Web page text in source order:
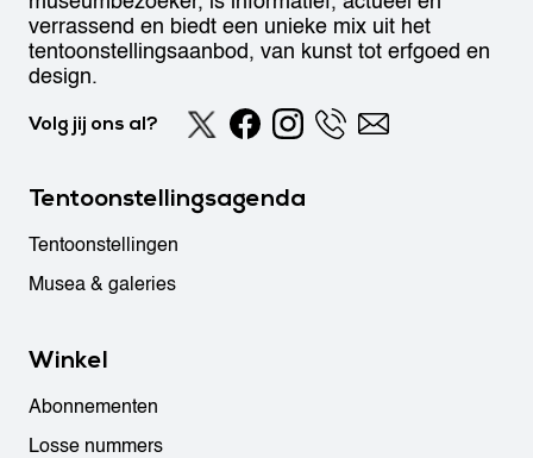
verrassend en biedt een unieke mix uit het
tentoonstellingsaanbod, van kunst tot erfgoed en
design.
Volg jij ons al?
Tentoonstellingsagenda
Tentoonstellingen
Musea & galeries
Winkel
Abonnementen
Losse nummers